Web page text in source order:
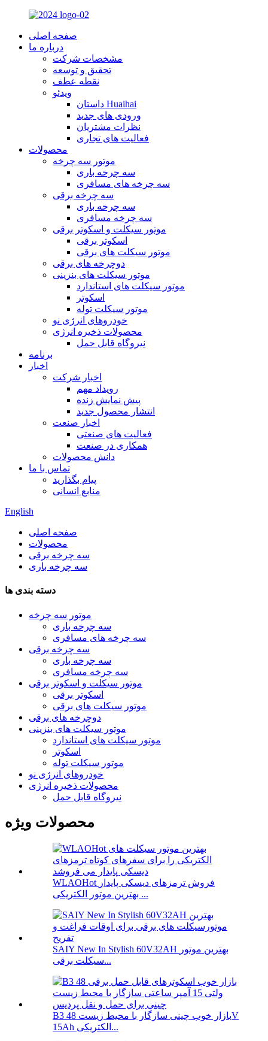
صفحه اصلی
درباره ما
مشخصات شرکت
تحقیق و توسعه
نقطه عطف
ویدئو
داستان Huaihai
ورودی های جدید
نظرات مشتریان
فعالیت های تجاری
محصولات
موتور سه چرخه
سه چرخه باری
سه چرخه های مسافری
سه چرخه برقی
سه چرخه باری
سه چرخه مسافری
موتور سیکلت و اسکوتر برقی
اسکوتر برقی
موتور سیکلت های برقی
دوچرخه های برقی
موتور سیکلت های بنزینی
موتور سیکلت های استاندارد
اسکوتر
موتور سیکلت توله
خودروهای انرژی نو
محصولات ذخیره انرژی
نیروگاه قابل حمل
برنامه
اخبار
اخبار شرکت
رویداد مهم
پیش نمایش زنده
انتشار محصول جدید
اخبار صنعت
فعالیت های صنعتی
همکاری در صنعت
دانش محصولات
تماس با ما
پیام بگذارید
منابع انسانی
English
صفحه اصلی
محصولات
سه چرخه برقی
سه چرخه باری
دسته بندی ها
موتور سه چرخه
سه چرخه باری
سه چرخه های مسافری
سه چرخه برقی
سه چرخه باری
سه چرخه مسافری
موتور سیکلت و اسکوتر برقی
اسکوتر برقی
موتور سیکلت های برقی
دوچرخه های برقی
موتور سیکلت های بنزینی
موتور سیکلت های استاندارد
اسکوتر
موتور سیکلت توله
خودروهای انرژی نو
محصولات ذخیره انرژی
نیروگاه قابل حمل
محصولات ویژه
WLAOHot فروش ترمزهای دیسکی پایدار
بهترین موتور الکتریکی ...
SAIY New In Stylish 60V32AH بهترین موتور
سیکلت برقی...
B3 بازار خوب چینی سازگار با محیط زیست 48V
15Ah الکتریکی...